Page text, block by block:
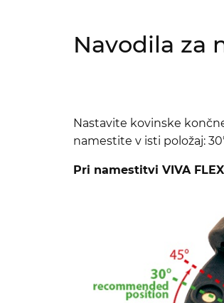
Navodila za
Nastavite kovinske
namestite v isti položaj:
Pri namestitvi VIVA